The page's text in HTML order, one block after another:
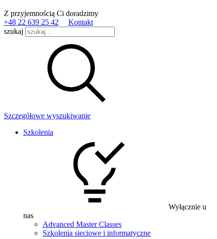
Z przyjemnością Ci doradzimy
+48 22 639 25 42
Kontakt
szukaj
Szczegółowe wyszukiwanie
Szkolenia
Wyłącznie u
nas
Advanced Master Classes
Szkolenia sieciowe i informatyczne